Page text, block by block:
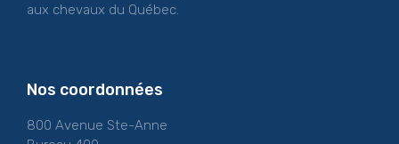
aux chevaux du Québec.
Nos coordonnées
800 Avenue Ste-Anne